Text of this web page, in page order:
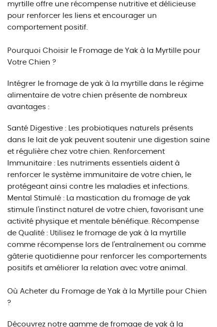
myrtille offre une récompense nutritive et délicieuse
pour renforcer les liens et encourager un
comportement positif.
Pourquoi Choisir le Fromage de Yak à la Myrtille pour
Votre Chien ?
Intégrer le fromage de yak à la myrtille dans le régime
alimentaire de votre chien présente de nombreux
avantages :
Santé Digestive : Les probiotiques naturels présents
dans le lait de yak peuvent soutenir une digestion saine
et régulière chez votre chien. Renforcement
Immunitaire : Les nutriments essentiels aident à
renforcer le système immunitaire de votre chien, le
protégeant ainsi contre les maladies et infections.
Mental Stimulé : La mastication du fromage de yak
stimule l'instinct naturel de votre chien, favorisant une
activité physique et mentale bénéfique. Récompense
de Qualité : Utilisez le fromage de yak à la myrtille
comme récompense lors de l'entraînement ou comme
gâterie quotidienne pour renforcer les comportements
positifs et améliorer la relation avec votre animal.
Où Acheter du Fromage de Yak à la Myrtille pour Chien
?
Découvrez notre gamme de fromage de yak à la